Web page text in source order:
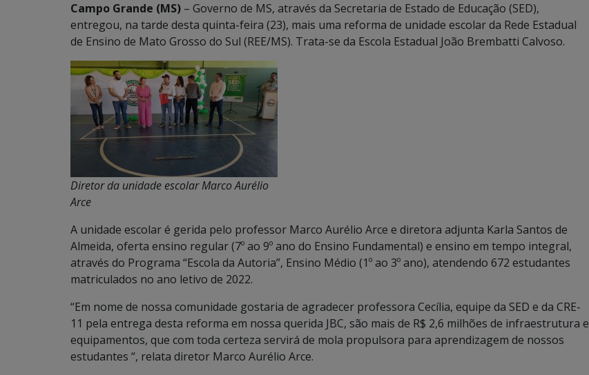
Campo Grande (MS) – Governo de MS, através da Secretaria de Estado de Educação (SED),
entregou, na tarde desta quinta-feira (23), mais uma reforma de unidade escolar da Rede Estadual
de Ensino de Mato Grosso do Sul (REE/MS). Trata-se da Escola Estadual João Brembatti Calvoso.
Diretor da unidade escolar Marco Aurélio
Arce
A unidade escolar é gerida pelo professor Marco Aurélio Arce e diretora adjunta Karla Santos de
Almeida, oferta ensino regular (7º ao 9º ano do Ensino Fundamental) e ensino em tempo integral,
através do Programa “Escola da Autoria”, Ensino Médio (1º ao 3º ano), atendendo 672 estudantes
matriculados no ano letivo de 2022.
“Em nome de nossa comunidade gostaria de agradecer professora Cecília, equipe da SED e da CRE-
11 pela entrega desta reforma em nossa querida JBC, são mais de R$ 2,6 milhões de infraestrutura e
equipamentos, que com toda certeza servirá de mola propulsora para aprendizagem de nossos
estudantes “, relata diretor Marco Aurélio Arce.